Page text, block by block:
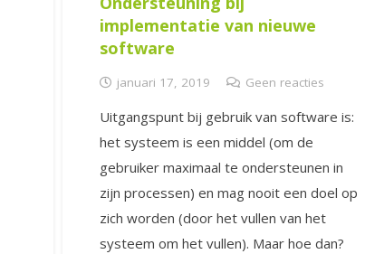
implementatie van nieuwe
software
januari 17, 2019 Geen reacties
Uitgangspunt bij gebruik van software is:
het systeem is een middel (om de
gebruiker maximaal te ondersteunen in
zijn processen) en mag nooit een doel op
zich worden (door het vullen van het
systeem om het vullen). Maar hoe dan?